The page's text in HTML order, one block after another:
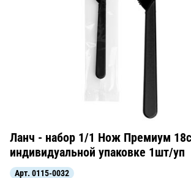
Ланч - набор 1/1 Нож Премиум
индивидуальной упаковке 1шт/уп
Арт. 0115-0032